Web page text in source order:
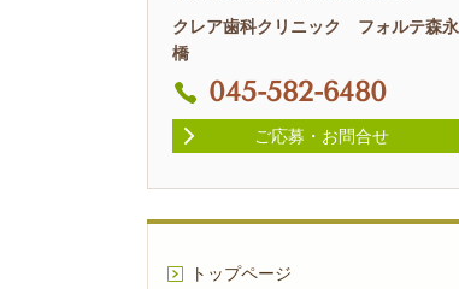
クレア歯科クリニック フォルテ森永
橋
045-582-6480
ご応募・お問合せ
トップページ